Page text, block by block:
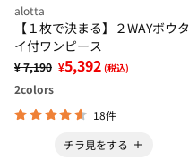
alotta
【１枚で決まる】２WAYボウタ
イ付ワンピース
¥ 7,190 ¥5,392 (税込)
2colors
18件
チラ見をする